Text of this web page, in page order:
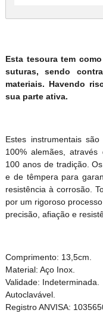
Esta tesoura tem
suturas, sendo
materiais. Havendo
sua parte ativa.
Estes instrumentais
100% alemães,
100 anos de tradição.
e de têmpera para
resistência à corrosão.
por um rigoroso
precisão, afiação e
Comprimento: 13,5cm.
Material: Aço Inox.
Validade: Indeterminada.
Autoclavável.
Registro ANVISA: